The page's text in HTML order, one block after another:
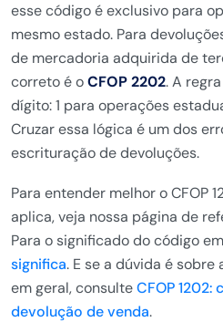
esse código é exclusivo para
mesmo estado. Para
de mercadoria adquirida de
correto é oCFOP 2202. A
dígito: 1 para operações
Cruzar essa lógica é um dos
escrituração de devoluções.
Para entender melhor o CFOP
aplica, veja nossa página de
Para o significado do código
significa. E se a dúvida é
em geral, consulteCFOP 1202:
devolução de venda.